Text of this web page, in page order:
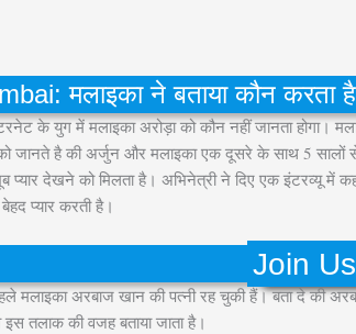
मलाइका ने बताया कौन करता
युग में मलाइका अरोड़ा को कौन नहीं जानता होगा।
जानते है की अर्जुन और मलाइका एक दूसरे के साथ 5 सालों
देखने को मिलता है। अभिनेत्री ने दिए एक इंटरव्यू में
प्यार करती है।
Join
अरबाज खान की पत्नी रह चुकी हैं। बता दे की
तलाक की वजह बताया जाता है।